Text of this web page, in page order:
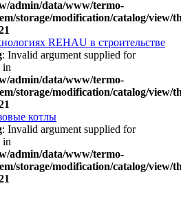
admin/data/www/termo-
storage/modification/catalog/view/
REHAU в строительстве
: Invalid argument supplied for
in
admin/data/www/termo-
storage/modification/catalog/view/
котлы
: Invalid argument supplied for
in
admin/data/www/termo-
storage/modification/catalog/view/